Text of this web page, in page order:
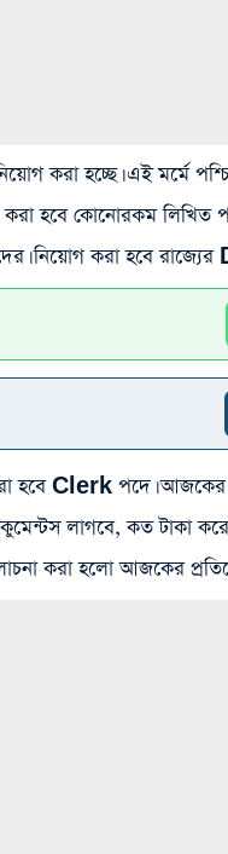
করা হচ্ছে। এই মর্মে
করা হবে কোনোরকম লিখিত
নিয়োগ করা হবে
হবে Clerk পদে। আজকের
লাগবে, কত টাকা
করা হলো আজকের